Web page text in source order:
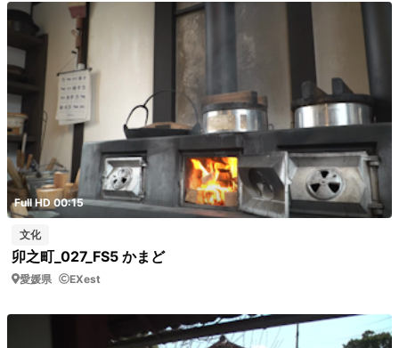
Full HD 00:15
文化
卯之町_027_FS5 かまど
愛媛県 EXest